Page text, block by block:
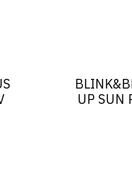
UP SUN